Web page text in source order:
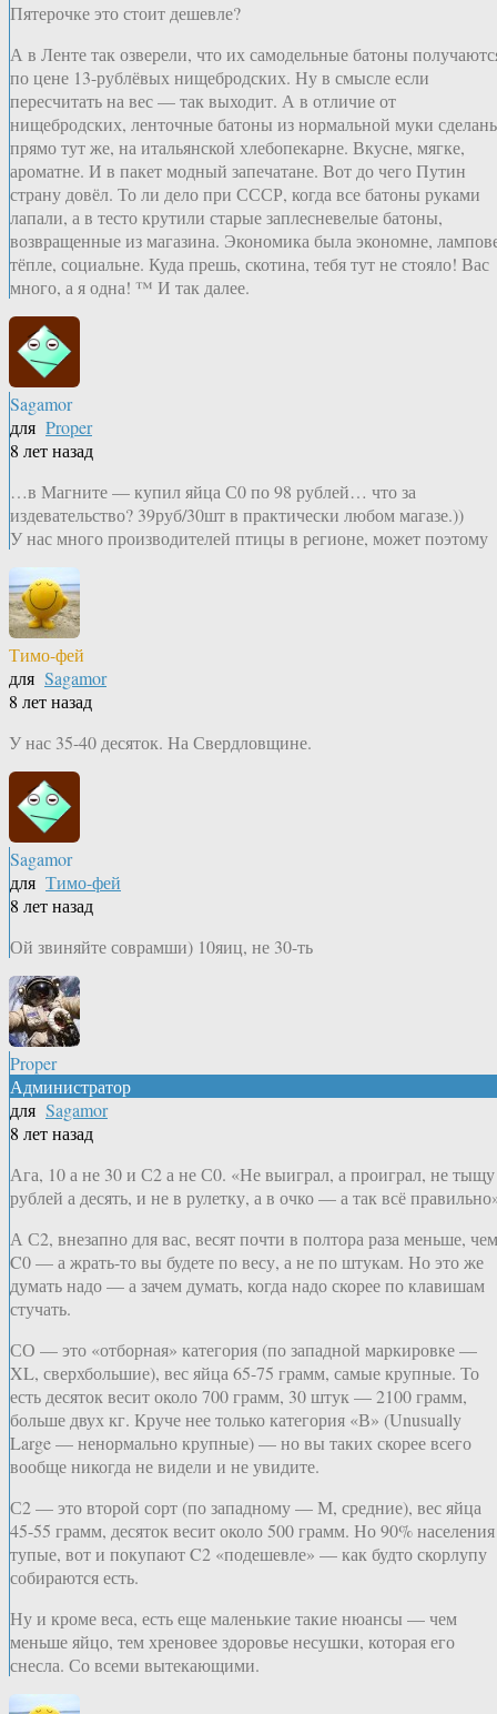
Пятерочке это стоит дешевле?
А в Ленте так озверели, что их самодельные батоны
по цене 13-рублёвых нищебродских. Ну в смысле если
пересчитать на вес — так выходит. А в отличие от
нищебродских, ленточные батоны из нормальной муки
прямо тут же, на итальянской хлебопекарне. Вкусне, мягке,
ароматне. И в пакет модный запечатане. Вот до чего Путин
страну довёл. То ли дело при СССР, когда все батоны руками
лапали, а в тесто крутили старые заплесневелые батоны,
возвращенные из магазина. Экономика была экономне,
тёпле, социальне. Куда прешь, скотина, тебя тут не стояло! Вас
много, а я одна! ™ И так далее.
Sagamor
для Proper
8 лет назад
…в Магните — купил яйца С0 по 98 рублей… что за
издевательство? 39руб/30шт в практически любом магазе.))
У нас много производителей птицы в регионе, может поэтому
Тимо-фей
для Sagamor
8 лет назад
У нас 35-40 десяток. На Свердловщине.
Sagamor
для Тимо-фей
8 лет назад
Ой звиняйте соврамши) 10яиц, не 30-ть
Proper
Администратор
для Sagamor
8 лет назад
Ага, 10 а не 30 и С2 а не С0. «Не выиграл, а проиграл, не тыщу
рублей а десять, и не в рулетку, а в очко — а так всё
А С2, внезапно для вас, весят почти в полтора раза меньше, чем
C0 — а жрать-то вы будете по весу, а не по штукам. Но это же
думать надо — а зачем думать, когда надо скорее по клавишам
стучать.
СО — это «отборная» категория (по западной маркировке —
XL, сверхбольшие), вес яйца 65-75 грамм, самые крупные. То
есть десяток весит около 700 грамм, 30 штук — 2100 грамм,
больше двух кг. Круче нее только категория «В» (Unusually
Large — ненормально крупные) — но вы таких скорее всего
вообще никогда не видели и не увидите.
С2 — это второй сорт (по западному — М, средние), вес яйца
45-55 грамм, десяток весит около 500 грамм. Но 90% населения
тупые, вот и покупают C2 «подешевле» — как будто скорлупу
собираются есть.
Ну и кроме веса, есть еще маленькие такие нюансы — чем
меньше яйцо, тем хреновее здоровье несушки, которая его
снесла. Со всеми вытекающими.